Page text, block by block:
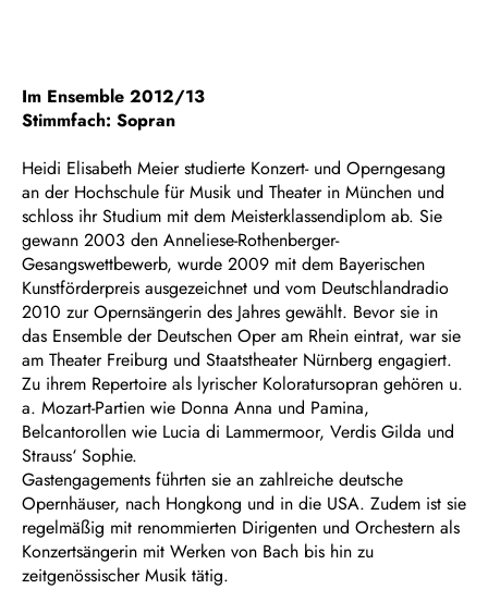
Im Ensemble 2012/13
Stimmfach: Sopran
Heidi Elisabeth Meier studierte Konzert- und Operngesang
an der Hochschule für Musik und Theater in München und
schloss ihr Studium mit dem Meisterklassendiplom ab. Sie
gewann 2003 den Anneliese-Rothenberger-
Gesangswettbewerb, wurde 2009 mit dem Bayerischen
Kunstförderpreis ausgezeichnet und vom Deutschlandradio
2010 zur Opernsängerin des Jahres gewählt. Bevor sie in
das Ensemble der Deutschen Oper am Rhein eintrat, war sie
am Theater Freiburg und Staatstheater Nürnberg engagiert.
Zu ihrem Repertoire als lyrischer Koloratursopran gehören u.
a. Mozart-Partien wie Donna Anna und Pamina,
Belcantorollen wie Lucia di Lammermoor, Verdis Gilda und
Strauss‘ Sophie.
Gastengagements führten sie an zahlreiche deutsche
Opernhäuser, nach Hongkong und in die USA. Zudem ist sie
regelmäßig mit renommierten Dirigenten und Orchestern als
Konzertsängerin mit Werken von Bach bis hin zu
zeitgenössischer Musik tätig.